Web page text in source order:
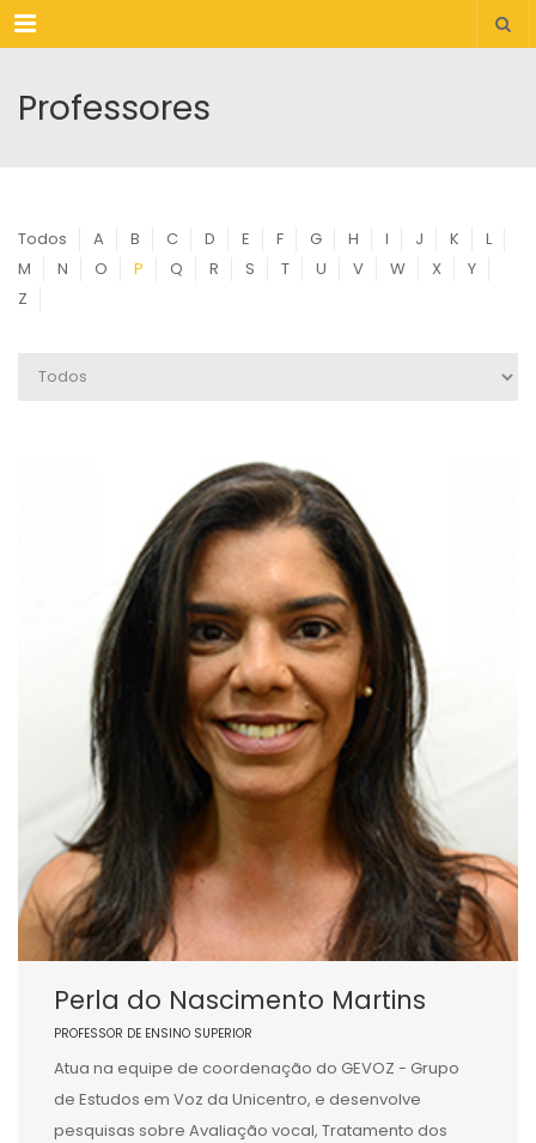
Menu
Professores
Todos A B C D E F G H I J K
L
M
N O P Q R S T U V W X
Y
Z
Perla do Nascimento Martins
PROFESSOR DE ENSINO SUPERIOR
Atua na equipe de coordenação do GEVOZ - Grupo
de Estudos em Voz da Unicentro, e desenvolve
pesquisas sobre Avaliação vocal, Tratamento dos